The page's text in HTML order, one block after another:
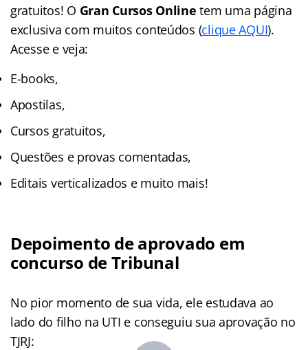
gratuitos! O Gran Cursos Online tem uma página
exclusiva com muitos conteúdos (clique AQUI).
Acesse e veja:
E-books,
Apostilas,
Cursos gratuitos,
Questões e provas comentadas,
Editais verticalizados e muito mais!
Depoimento de aprovado em
concurso de Tribunal
No pior momento de sua vida, ele estudava ao
lado do filho na UTI e conseguiu sua aprovação no
TJRJ: